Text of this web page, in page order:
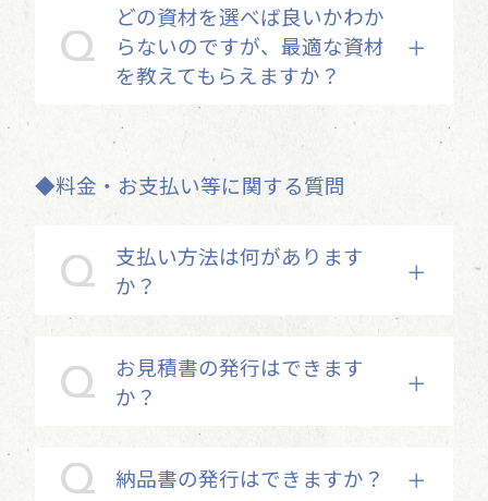
どの資材を選べば良いかわか
らないのですが、最適な資材
を教えてもらえますか？
◆料金・お支払い等に関する質問
支払い方法は何があります
か？
お見積書の発行はできます
か？
納品書の発行はできますか？